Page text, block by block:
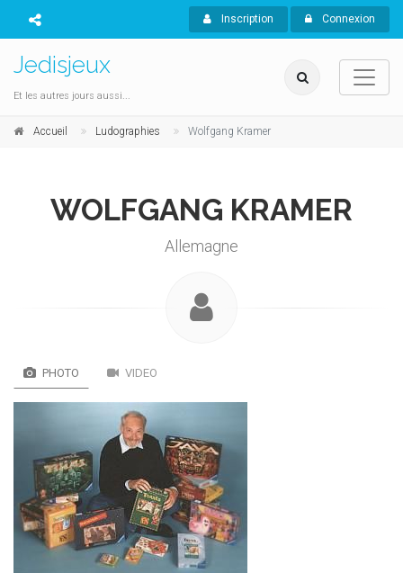
Inscription Connexion
Jedisjeux
Et les autres jours aussi...
Accueil Ludographies Wolfgang Kramer
WOLFGANG KRAMER
Allemagne
PHOTO VIDEO